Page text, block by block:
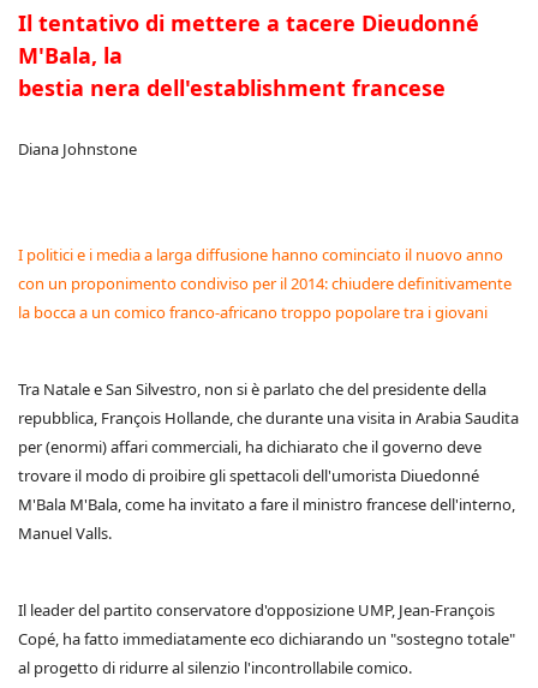
Il tentativo di mettere a tacere Dieudonné
M'Bala, la
bestia nera dell'establishment francese
Diana Johnstone
I politici e i media a larga diffusione hanno cominciato il nuovo anno
con un proponimento condiviso per il 2014: chiudere definitivamente
la bocca a un comico franco-africano troppo popolare tra i giovani
Tra Natale e San Silvestro, non si è parlato che del presidente della
repubblica, François Hollande, che durante una visita in Arabia Saudita
per (enormi) affari commerciali, ha dichiarato che il governo deve
trovare il modo di proibire gli spettacoli dell'umorista Diuedonné
M'Bala M'Bala, come ha invitato a fare il ministro francese dell'interno,
Manuel Valls.
Il leader del partito conservatore d'opposizione UMP, Jean-François
Copé, ha fatto immediatamente eco dichiarando un "sostegno totale"
al progetto di ridurre al silenzio l'incontrollabile comico.